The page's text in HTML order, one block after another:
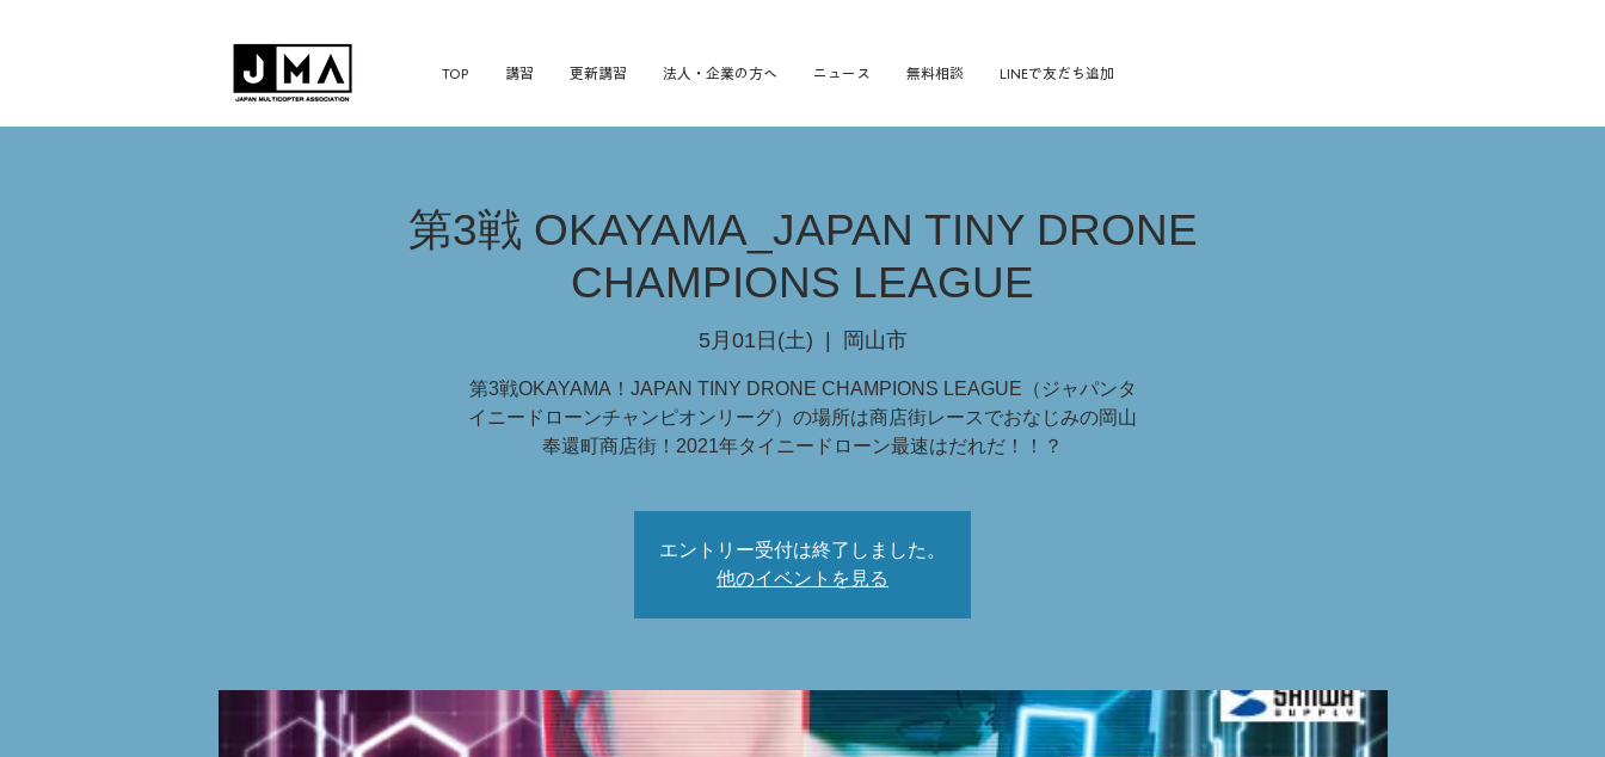
TOP 講習 更新講習 法人・企業の方へ ニュース 無料相談 LINEで友だち追加
第3戦 OKAYAMA_JAPAN TINY DRONE
CHAMPIONS LEAGUE
5月01日(土)
  |
岡山市
第3戦OKAYAMA！JAPAN TINY DRONE CHAMPIONS LEAGUE（ジャパンタ
イニードローンチャンピオンリーグ）の場所は商店街レースでおなじみの岡山
奉還町商店街！2021年タイニードローン最速はだれだ！！？
エントリー受付は終了しました。
他のイベントを見る